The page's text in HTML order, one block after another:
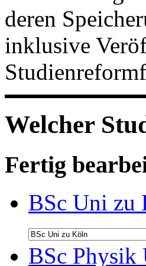
deren
inklusive
Welcher
Fertig
BSc Uni zu
BSc Physik